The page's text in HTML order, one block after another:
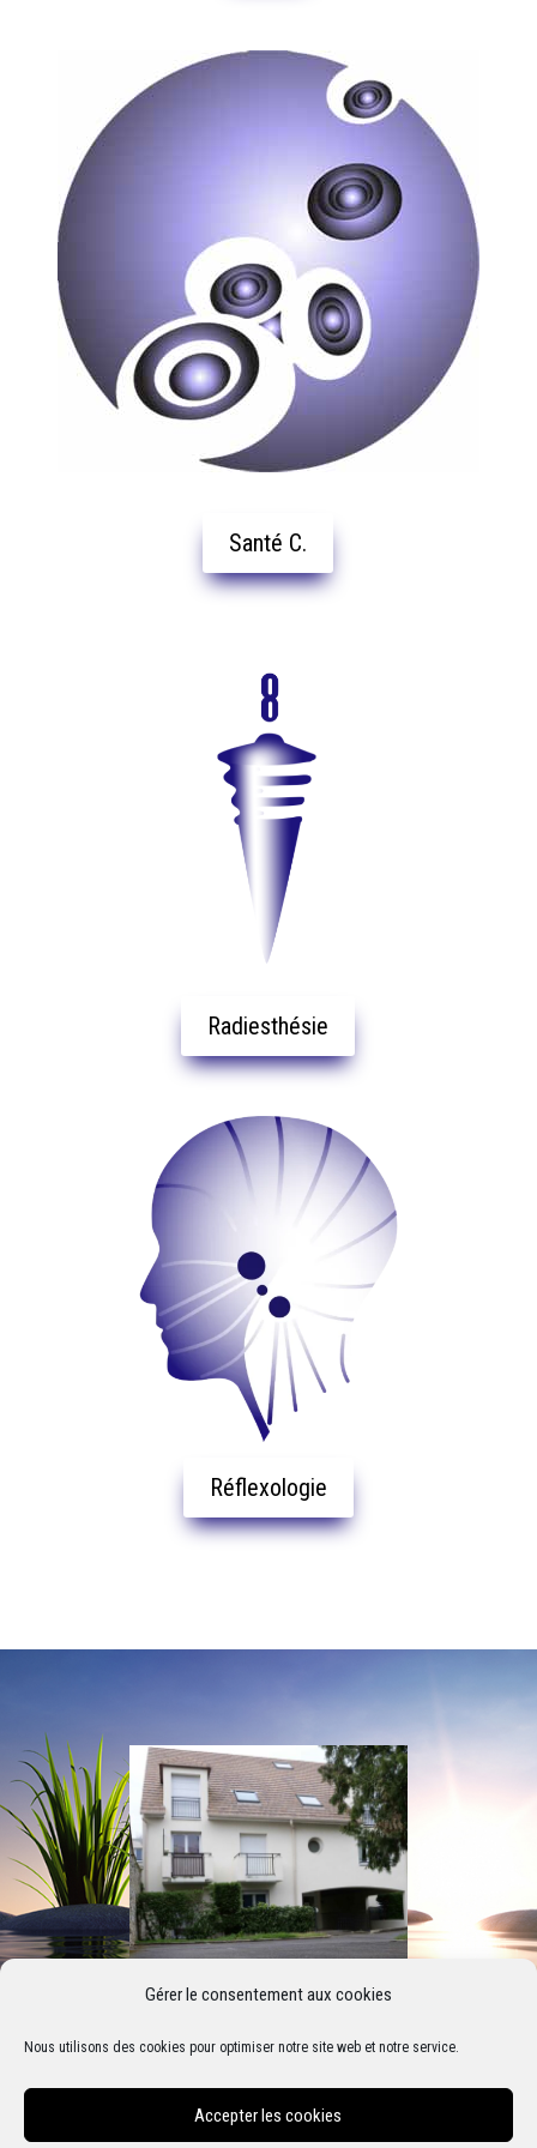
Gérer le consentement aux cookies
Nous utilisons des cookies pour optimiser notre site web et notre service.
Accepter les cookies
Santé C.
Radiesthésie
Réflexologie
compétences citées ci-dessus.